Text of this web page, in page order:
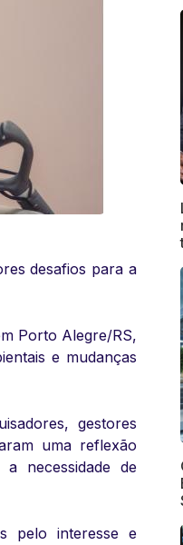
desafios para a
Porto Alegre/RS,
e mudanças
gestores
uma reflexão
necessidade de
pelo interesse e